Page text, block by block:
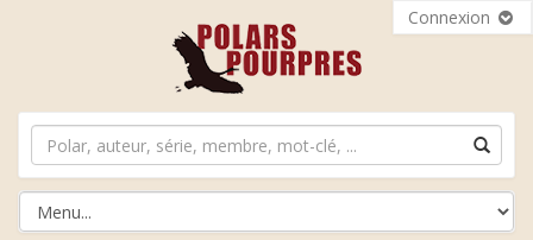
Connexion